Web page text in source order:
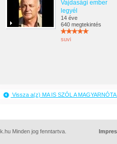
Vajdasági ember
legyél
14 éve
640 megtekintés
suvi
Vissza a(z) MA IS SZÓL A
Minden jog fenntartva.